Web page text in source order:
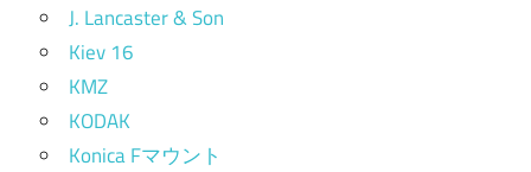
J. Lancaster & Son
Kiev 16
KMZ
KODAK
Konica Fマウント